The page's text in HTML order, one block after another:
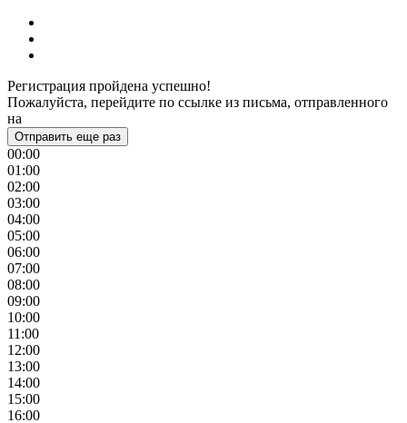
Регистрация пройдена успешно!
Пожалуйста, перейдите по ссылке из письма, отправленного
на
Отправить еще раз
00:00
01:00
02:00
03:00
04:00
05:00
06:00
07:00
08:00
09:00
10:00
11:00
12:00
13:00
14:00
15:00
16:00